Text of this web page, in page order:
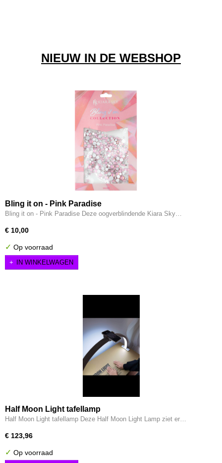
NIEUW IN DE WEBSHOP
Bling it on - Pink Paradise
Bling it on - Pink Paradise Deze oogverblindende Kiara Sky…
€ 10,00
✓ Op voorraad
IN WINKELWAGEN
Half Moon Light tafellamp
Half Moon Light tafellamp Deze Half Moon Light Lamp ziet er…
€ 123,96
✓ Op voorraad